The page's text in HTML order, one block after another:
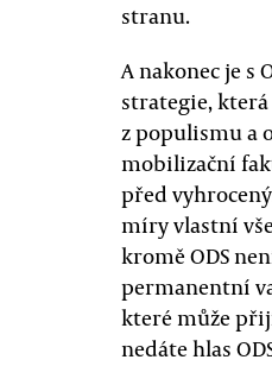
stranu.
A nakonec je s
strategie, která
z populismu a
mobilizační
před
míry vlastní
kromě ODS
permanentní
které může
nedáte hlas